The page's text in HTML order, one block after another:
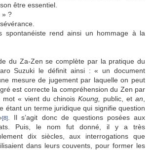
être essentiel.
» ?
spontanéiste rend ainsi un hommage à la
du Za-Zen se complète par la pratique du
Suzuki le définit ainsi : « un document
mesure de jugement par laquelle on peut
est correcte la compréhension du Zen par
mot « vient du chinois Koung, public, et an
étant un terme juridique qui signifie question
[8]
. Il s’agit donc de questions posées aux
Puis, le nom fut donné, il y a très
dix siècles, aux interrogations que
dans leurs couvents, pour former les